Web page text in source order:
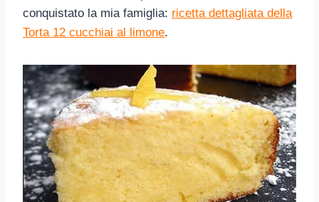
conquistato la mia famiglia: ricetta dettagliata della
Torta 12 cucchiai al limone.